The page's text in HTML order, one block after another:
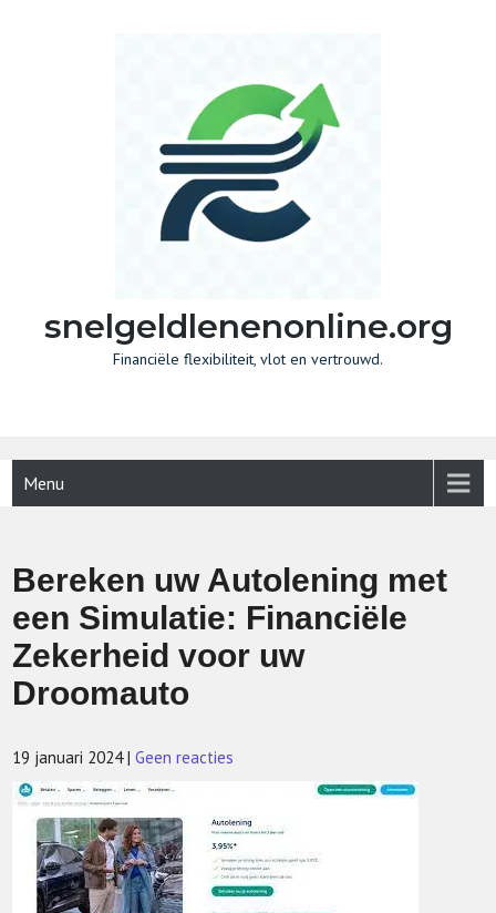
snelgeldlenenonline.org
Financiële flexibiliteit, vlot en vertrouwd.
Menu
Bereken uw Autolening met
een Simulatie: Financiële
Zekerheid voor uw
Droomauto
19 januari 2024 |Geen reacties